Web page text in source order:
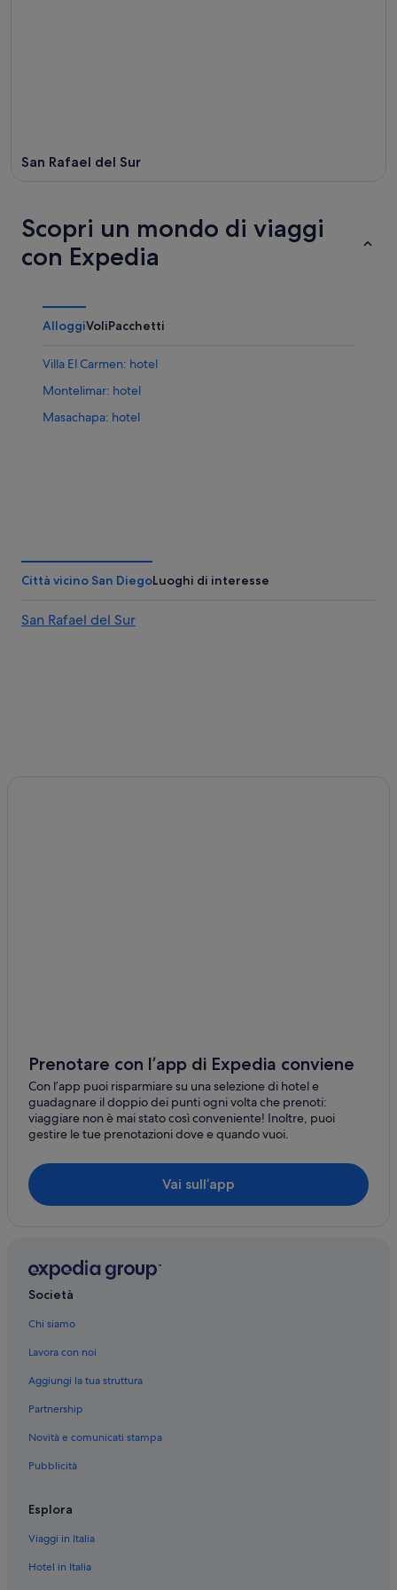
San Rafael del Sur
Scopri un mondo di viaggi
con Expedia
AlloggiVoliPacchetti
Villa El Carmen: hotel
Montelimar: hotel
Masachapa: hotel
Città vicino San DiegoLuoghi di interesse
San Rafael del Sur
Prenotare con l’app di Expedia conviene
Con l’app puoi risparmiare su una selezione di hotel e
guadagnare il doppio dei punti ogni volta che prenoti:
viaggiare non è mai stato così conveniente! Inoltre, puoi
gestire le tue prenotazioni dove e quando vuoi.
Vai sull’app
Società
Chi siamo
Lavora con noi
Aggiungi la tua struttura
Partnership
Novità e comunicati stampa
Pubblicità
Esplora
Viaggi in Italia
Hotel in Italia